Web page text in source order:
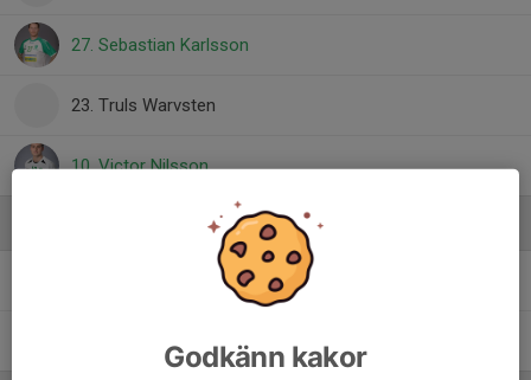
27. Sebastian Karlsson
23. Truls Warvsten
10. Victor Nilsson
Fysioterapeut
Peter Carlsson Herrsenioransvarig
Godkänn kakor